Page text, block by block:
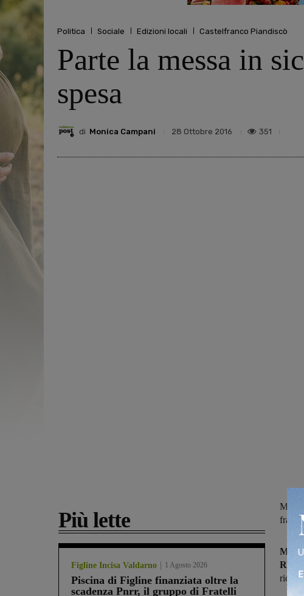
Politica Sociale Edizioni locali Castelfranco Piandiscò
Parte la messa in
spesa
di Monica Campani 28 Ottobre 2016 351
Più lette
Figline Incisa Valdarno 1 Agosto 2026
Piscina di Figline finanziata oltre la
scadenza Pnrr, il gruppo di Fratelli
Resco.